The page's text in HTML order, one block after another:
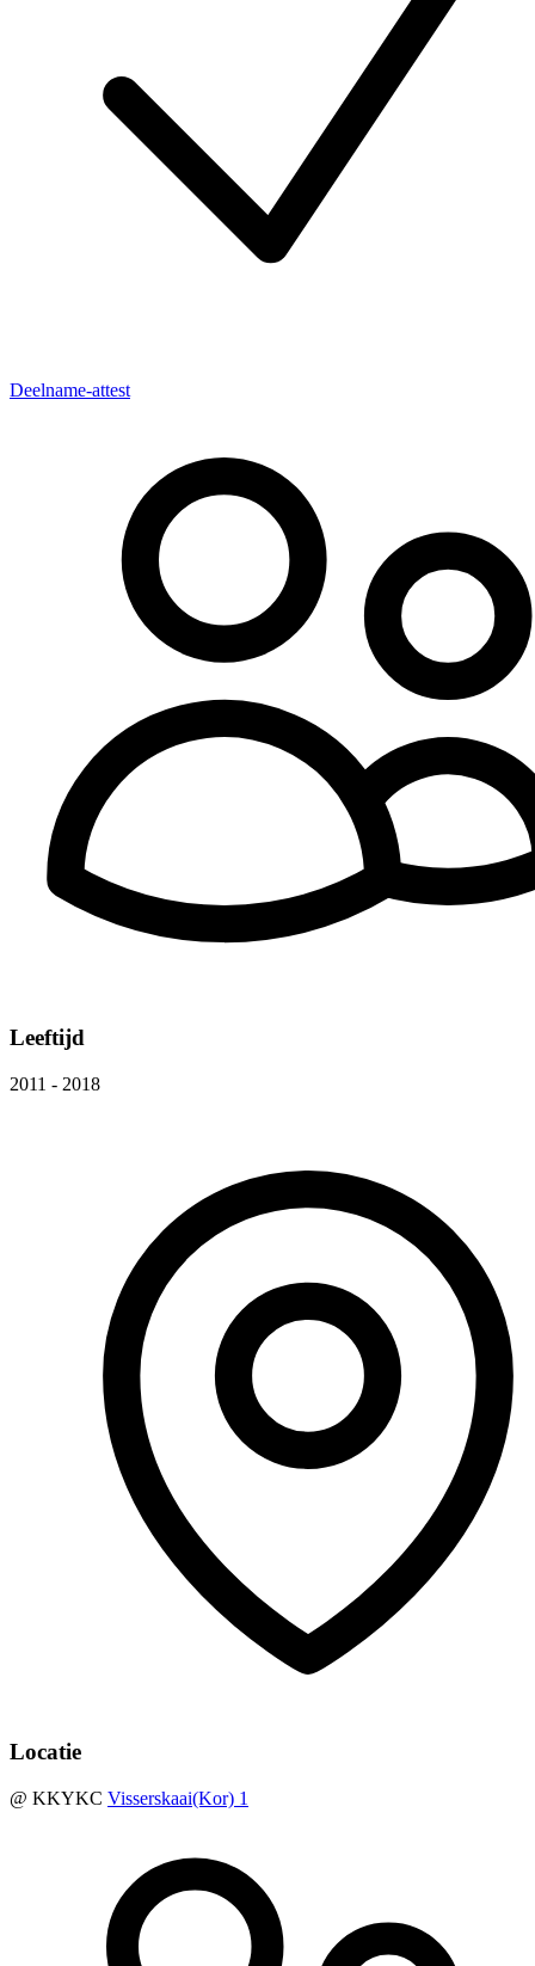
Deelname-attest
Leeftijd
2011 - 2018
Locatie
@ KKYKC Visserskaai(Kor) 1